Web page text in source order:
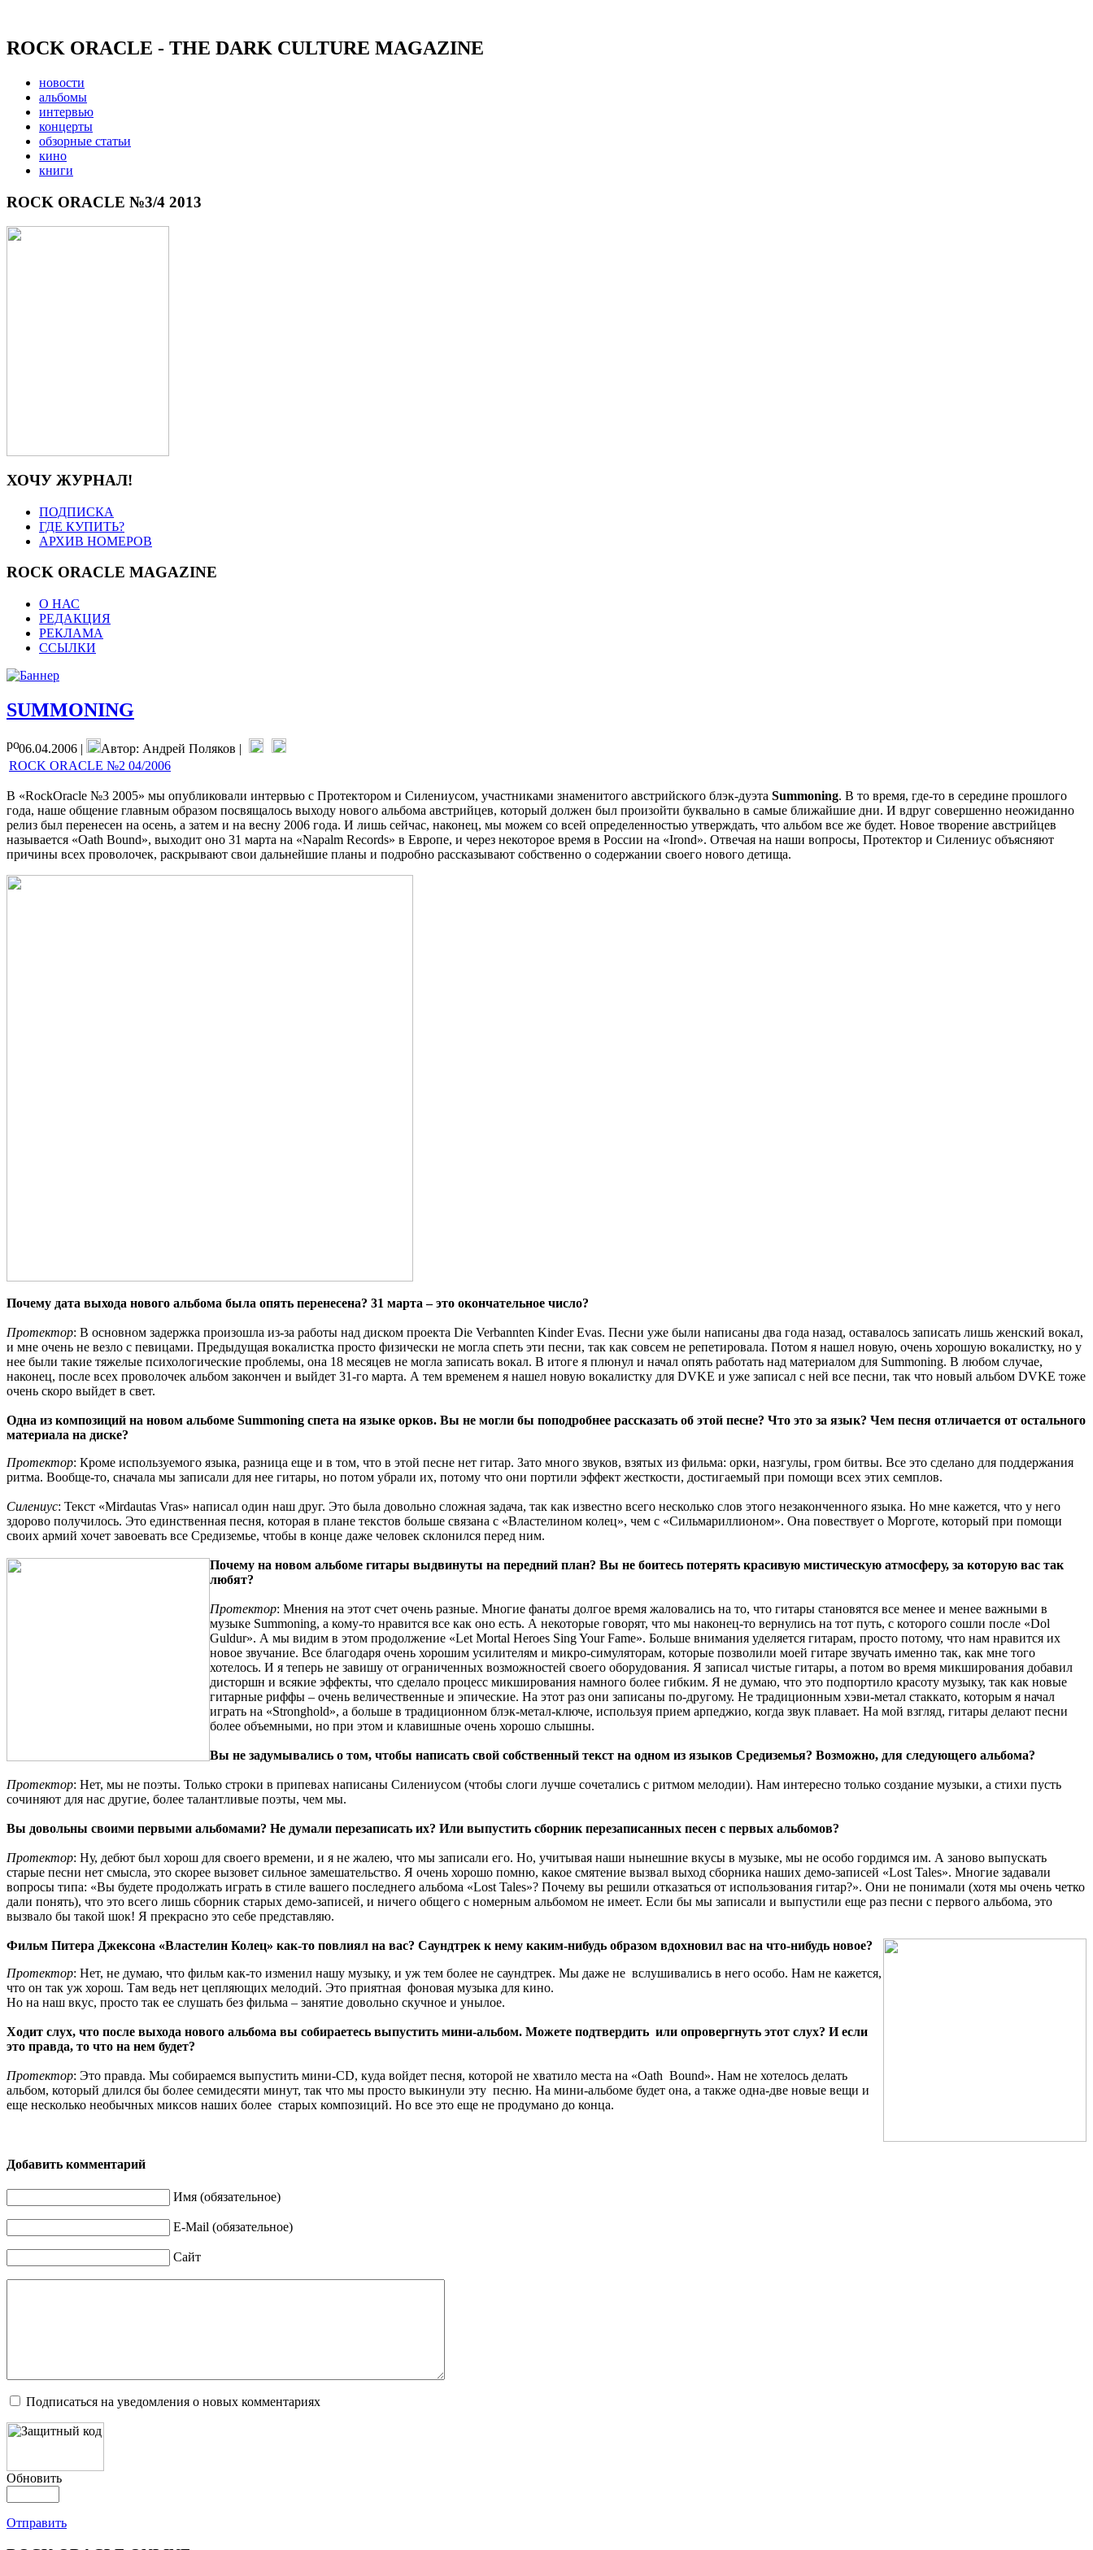
ROCK ORACLE - THE DARK CULTURE MAGAZINE
новости
альбомы
интервью
концерты
обзорные статьи
кино
книги
ROCK ORACLE №3/4 2013
ХОЧУ ЖУРНАЛ!
ПОДПИСКА
ГДЕ КУПИТЬ?
АРХИВ НОМЕРОВ
ROCK ORACLE MAGAZINE
О НАС
РЕДАКЦИЯ
РЕКЛАМА
ССЫЛКИ
SUMMONING
06.04.2006 |
Автор: Андрей Поляков |
ROCK ORACLE №2 04/2006
В «RockOracle №3 2005» мы опубликовали интервью с Протектором и Силениусом, участниками знаменитого австрийского блэк-дуэта Summoning. В то время, где-то в середине прошлого
года, наше общение главным образом посвящалось выходу нового альбома австрийцев, который должен был произойти буквально в самые ближайшие дни. И вдруг совершенно неожиданно
релиз был перенесен на осень, а затем и на весну 2006 года. И лишь сейчас, наконец, мы можем со всей определенностью утверждать, что альбом все же будет. Новое творение австрийцев
называется «Oath Bound», выходит оно 31 марта на «Napalm Records» в Европе, и через некоторое время в России на «Irond». Отвечая на наши вопросы, Протектор и Силениус объясняют
причины всех проволочек, раскрывают свои дальнейшие планы и подробно рассказывают собственно о содержании своего нового детища.
Почему дата выхода нового альбома была опять перенесена? 31 марта – это окончательное число?
Протектор: В основном задержка произошла из-за работы над диском проекта Die Verbannten Kinder Evas. Песни уже были написаны два года назад, оставалось записать лишь женский вокал,
и мне очень не везло с певицами. Предыдущая вокалистка просто физически не могла спеть эти песни, так как совсем не репетировала. Потом я нашел новую, очень хорошую вокалистку, но у
нее были такие тяжелые психологические проблемы, она 18 месяцев не могла записать вокал. В итоге я плюнул и начал опять работать над материалом для Summoning. В любом случае,
наконец, после всех проволочек альбом закончен и выйдет 31-го марта. А тем временем я нашел новую вокалистку для DVKE и уже записал с ней все песни, так что новый альбом DVKE тоже
очень скоро выйдет в свет.
Одна из композиций на новом альбоме Summoning спета на языке орков. Вы не могли бы поподробнее рассказать об этой песне? Что это за язык? Чем песня отличается от остального
материала на диске?
Протектор: Кроме используемого языка, разница еще и в том, что в этой песне нет гитар. Зато много звуков, взятых из фильма: орки, назгулы, гром битвы. Все это сделано для поддержания
ритма. Вообще-то, сначала мы записали для нее гитары, но потом убрали их, потому что они портили эффект жесткости, достигаемый при помощи всех этих семплов.
Силениус: Текст «Mirdautas Vras» написал один наш друг. Это была довольно сложная задача, так как известно всего несколько слов этого незаконченного языка. Но мне кажется, что у него
здорово получилось. Это единственная песня, которая в плане текстов больше связана с «Властелином колец», чем с «Сильмариллионом». Она повествует о Морготе, который при помощи
своих армий хочет завоевать все Средиземье, чтобы в конце даже человек склонился перед ним.
Почему на новом альбоме гитары выдвинуты на передний план? Вы не боитесь потерять красивую мистическую атмосферу, за которую вас так
любят?
Протектор: Мнения на этот счет очень разные. Многие фанаты долгое время жаловались на то, что гитары становятся все менее и менее важными в
музыке Summoning, а кому-то нравится все как оно есть. А некоторые говорят, что мы наконец-то вернулись на тот путь, с которого сошли после «Dol
Guldur». А мы видим в этом продолжение «Let Mortal Heroes Sing Your Fame». Больше внимания уделяется гитарам, просто потому, что нам нравится их
новое звучание. Все благодаря очень хорошим усилителям и микро-симуляторам, которые позволили моей гитаре звучать именно так, как мне того
хотелось. И я теперь не завишу от ограниченных возможностей своего оборудования. Я записал чистые гитары, а потом во время микширования добавил
дисторшн и всякие эффекты, что сделало процесс микширования намного более гибким. Я не думаю, что это подпортило красоту музыку, так как новые
гитарные риффы – очень величественные и эпические. На этот раз они записаны по-другому. Не традиционным хэви-метал стаккато, которым я начал
играть на «Stronghold», а больше в традиционном блэк-метал-ключе, используя прием арпеджио, когда звук плавает. На мой взгляд, гитары делают песни
более объемными, но при этом и клавишные очень хорошо слышны.
Вы не задумывались о том, чтобы написать свой собственный текст на одном из языков Средиземья? Возможно, для следующего альбома?
Протектор: Нет, мы не поэты. Только строки в припевах написаны Силениусом (чтобы слоги лучше сочетались с ритмом мелодии). Нам интересно только создание музыки, а стихи пусть
сочиняют для нас другие, более талантливые поэты, чем мы.
Вы довольны своими первыми альбомами? Не думали перезаписать их? Или выпустить сборник перезаписанных песен с первых альбомов?
Протектор: Ну, дебют был хорош для своего времени, и я не жалею, что мы записали его. Но, учитывая наши нынешние вкусы в музыке, мы не особо гордимся им. А заново выпускать
старые песни нет смысла, это скорее вызовет сильное замешательство. Я очень хорошо помню, какое смятение вызвал выход сборника наших демо-записей «Lost Tales». Многие задавали
вопросы типа: «Вы будете продолжать играть в стиле вашего последнего альбома «Lost Tales»? Почему вы решили отказаться от использования гитар?». Они не понимали (хотя мы очень четко
дали понять), что это всего лишь сборник старых демо-записей, и ничего общего с номерным альбомом не имеет. Если бы мы записали и выпустили еще раз песни с первого альбома, это
вызвало бы такой шок! Я прекрасно это себе представляю.
Фильм Питера Джексона «Властелин Колец» как-то повлиял на вас? Саундтрек к нему каким-нибудь образом вдохновил вас на что-нибудь новое?
Протектор: Нет, не думаю, что фильм как-то изменил нашу музыку, и уж тем более не саундтрек. Мы даже не вслушивались в него особо. Нам не кажется,
что он так уж хорош. Там ведь нет цепляющих мелодий. Это приятная фоновая музыка для кино.
Но на наш вкус, просто так ее слушать без фильма – занятие довольно скучное и унылое.
Ходит слух, что после выхода нового альбома вы собираетесь выпустить мини-альбом. Можете подтвердить или опровергнуть этот слух? И если
это правда, то что на нем будет?
Протектор: Это правда. Мы собираемся выпустить мини-CD, куда войдет песня, которой не хватило места на «Oath Bound». Нам не хотелось делать
альбом, который длился бы более семидесяти минут, так что мы просто выкинули эту песню. На мини-альбоме будет она, а также одна-две новые вещи и
еще несколько необычных миксов наших более старых композиций. Но все это еще не продумано до конца.
Добавить комментарий
Имя (обязательное)
E-Mail (обязательное)
Сайт
Подписаться на уведомления о новых комментариях
Обновить
Отправить